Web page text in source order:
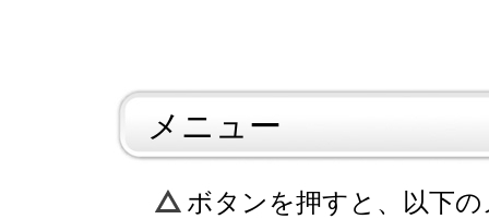
メニュー
ボタンを押すと、以下